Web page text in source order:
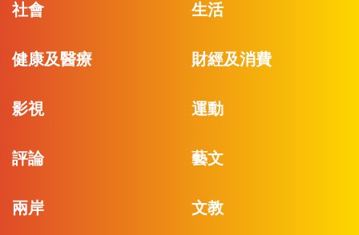
社會 生活
健康及醫療 財經及消費
影視 運動
評論 藝文
兩岸 文教